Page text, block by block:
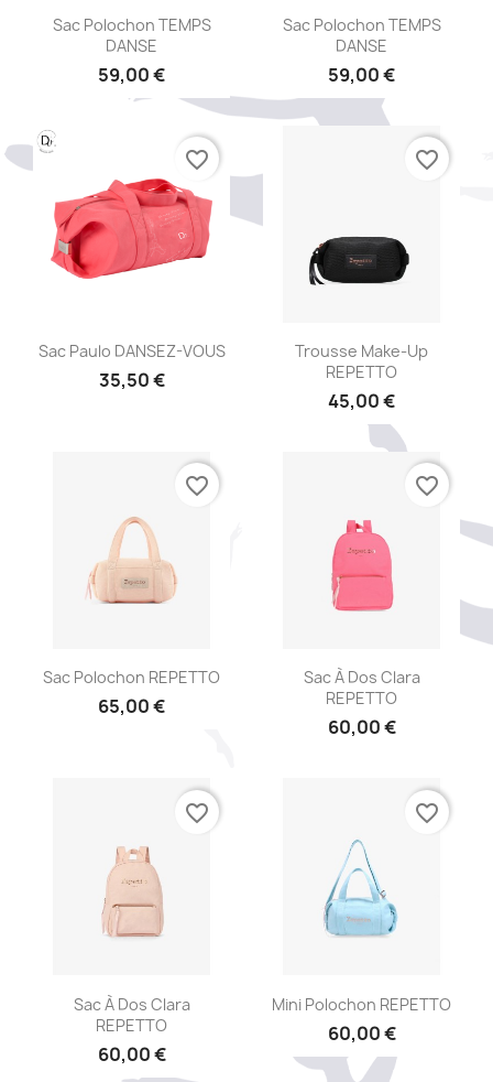
Aperçu rapide
Sac Polochon TEMPS
DANSE
59,00 €
Aperçu rapide
Sac Polochon TEMPS
DANSE
59,00 €
Aperçu rapide
Sac Paulo DANSEZ-VOUS
35,50 €
favorite_border
Aperçu rapide
Trousse Make-Up
REPETTO
45,00 €
favorite_border
Aperçu rapide
Sac Polochon REPETTO
65,00 €
favorite_border
Aperçu rapide
Sac À Dos Clara
REPETTO
60,00 €
favorite_border
Aperçu rapide
Sac À Dos Clara
REPETTO
60,00 €
favorite_border
Aperçu rapide
Mini Polochon REPETTO
60,00 €
favorite_border